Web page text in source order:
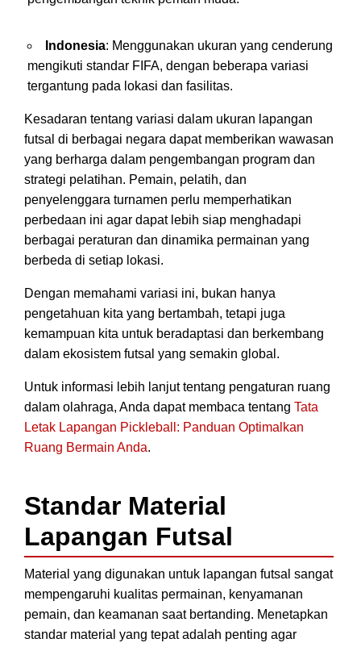
Indonesia: Menggunakan ukuran yang cenderung
mengikuti standar FIFA, dengan beberapa variasi
tergantung pada lokasi dan fasilitas.
Kesadaran tentang variasi dalam ukuran lapangan
futsal di berbagai negara dapat memberikan wawasan
yang berharga dalam pengembangan program dan
strategi pelatihan. Pemain, pelatih, dan
penyelenggara turnamen perlu memperhatikan
perbedaan ini agar dapat lebih siap menghadapi
berbagai peraturan dan dinamika permainan yang
berbeda di setiap lokasi.
Dengan memahami variasi ini, bukan hanya
pengetahuan kita yang bertambah, tetapi juga
kemampuan kita untuk beradaptasi dan berkembang
dalam ekosistem futsal yang semakin global.
Untuk informasi lebih lanjut tentang pengaturan ruang
dalam olahraga, Anda dapat membaca tentang Tata
Letak Lapangan Pickleball: Panduan Optimalkan
Ruang Bermain Anda.
Standar Material
Lapangan Futsal
Material yang digunakan untuk lapangan futsal sangat
mempengaruhi kualitas permainan, kenyamanan
pemain, dan keamanan saat bertanding. Menetapkan
standar material yang tepat adalah penting agar